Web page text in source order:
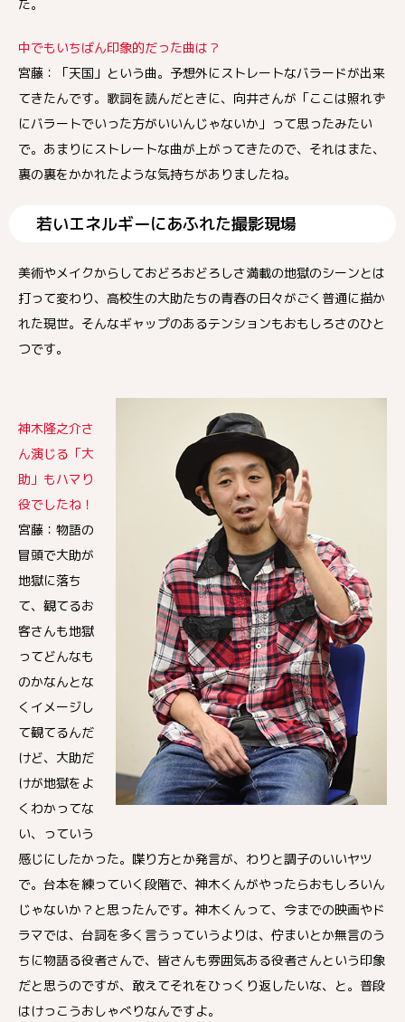
た。
中でもいちばん印象的だった曲は？
宮藤：「天国」という曲。予想外にストレートなバラードが出来
てきたんです。歌詞を読んだときに、向井さんが「ここは照れず
にバラートでいった方がいいんじゃないか」って思ったみたい
で。あまりにストレートな曲が上がってきたので、それはまた、
裏の裏をかかれたような気持ちがありましたね。
若いエネルギーにあふれた撮影現場
美術やメイクからしておどろおどろしさ満載の地獄のシーンとは
打って変わり、高校生の大助たちの青春の日々がごく普通に描か
れた現世。そんなギャップのあるテンションもおもしろさのひと
つです。
神木隆之介さ
ん演じる「大
助」もハマり
役でしたね！
宮藤：物語の
冒頭で大助が
地獄に落ち
て、観てるお
客さんも地獄
ってどんなも
のかなんとな
くイメージし
て観てるんだ
けど、大助だ
けが地獄をよ
くわかってな
い、っていう
感じにしたかった。喋り方とか発言が、わりと調子のいいヤツ
で。台本を練っていく段階で、神木くんがやったらおもしろいん
じゃないか？と思ったんです。神木くんって、今までの映画やド
ラマでは、台詞を多く言うっていうよりは、佇まいとか無言のう
ちに物語る役者さんで、皆さんも雰囲気ある役者さんという印象
だと思うのですが、敢えてそれをひっくり返したいな、と。普段
はけっこうおしゃべりなんですよ。